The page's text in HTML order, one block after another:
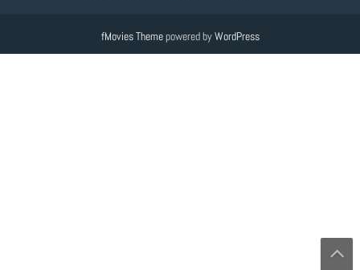
fMovies Themepowered byWordPress